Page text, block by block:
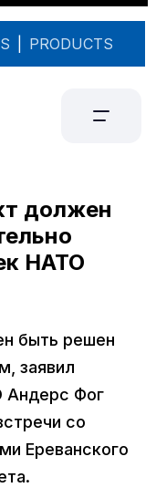
PRODUCTS
должен
НАТО
быть решен
заявил
Андерс Фог
со
Ереванского